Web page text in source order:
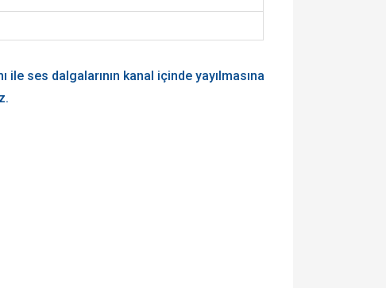
ses dalgalarının kanal içinde yayılmasına